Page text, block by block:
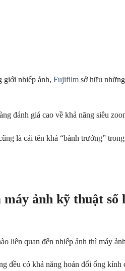
giới nhiếp ảnh, Fujifilm sở hữu
đánh giá cao về khả năng siêu
là cái tên khá “bành trướng”
ảnh kỹ thuật số
liên quan đến nhiếp ảnh thì máy
đều có khả năng hoán đổi ống